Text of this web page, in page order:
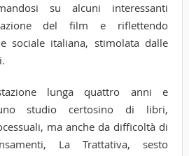
su alcuni interessanti
del film e riflettendo
sociale italiana, stimolata dalle
lunga quattro anni e
studio certosino di libri,
ma anche da difficoltà di
La Trattativa, sesto